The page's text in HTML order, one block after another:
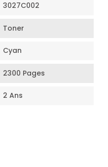
3027C002
Toner
Cyan
2300 Pages
2 Ans